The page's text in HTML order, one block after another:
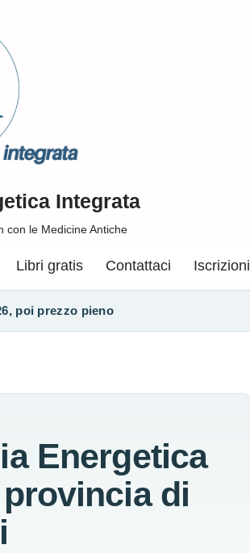
Integrata
con le Medicine Antiche
Libri gratis Contattaci Iscrizioni
poi prezzo pieno
Energetica
di